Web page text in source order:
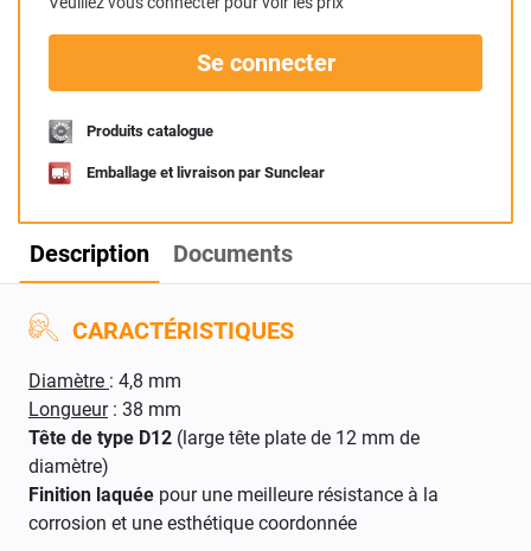
Se connecter
Produits catalogue
Emballage et livraison par Sunclear
Description Documents
CARACTÉRISTIQUES
Diamètre : 4,8 mm
Longueur: 38 mm
Tête de type D12 (large tête plate de 12 mm de
diamètre)
Finition laquée pour une meilleure résistance à la
corrosion et une esthétique coordonnée